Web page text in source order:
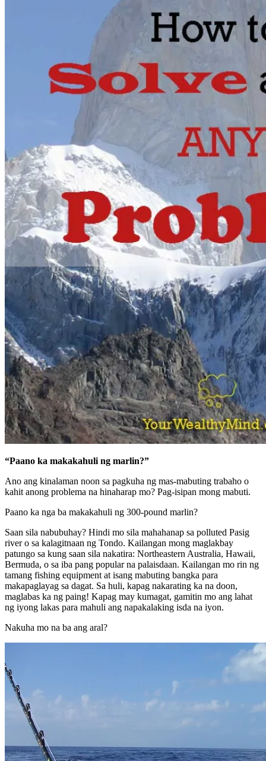
“Paano ka makakahuli ng marlin?”
Ano ang kinalaman noon sa pagkuha ng mas-mabuting trabaho o
kahit anong problema na hinaharap mo? Pag-isipan mong mabuti.
Paano ka nga ba makakahuli ng 300-pound marlin?
Saan sila nabubuhay? Hindi mo sila mahahanap sa polluted Pasig
river o sa kalagitnaan ng Tondo. Kailangan mong maglakbay
patungo sa kung saan sila nakatira: Northeastern Australia, Hawaii,
Bermuda, o sa iba pang popular na palaisdaan. Kailangan mo rin ng
tamang fishing equipment at isang mabuting bangka para
makapaglayag sa dagat. Sa huli, kapag nakarating ka na doon,
maglabas ka ng paing! Kapag may kumagat, gamitin mo ang lahat
ng iyong lakas para mahuli ang napakalaking isda na iyon.
Nakuha mo na ba ang aral?